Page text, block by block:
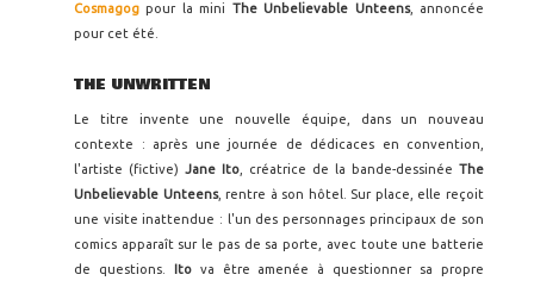
Cosmagog pour la mini The Unbelievable Unteens, annoncée
pour cet été.
THE UNWRITTEN
Le titre invente une nouvelle équipe, dans un nouveau
contexte : après une journée de dédicaces en convention,
l'artiste (fictive) Jane Ito , créatrice de la bande-dessinée The
Unbelievable Unteens, rentre à son hôtel. Sur place, elle reçoit
une visite inattendue : l'un des personnages principaux de son
comics apparaît sur le pas de sa porte, avec toute une batterie
de questions.
Itova être amenée à questionner sa propre